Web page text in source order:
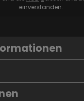
einverstanden.